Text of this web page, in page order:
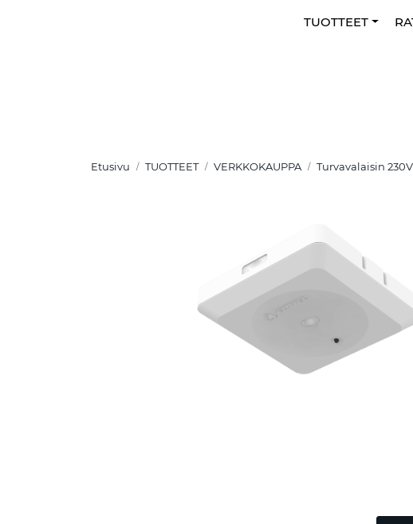
TUOTTEET
Etusivu TUOTTEET VERKKOKAUPPA Turvavalaisin